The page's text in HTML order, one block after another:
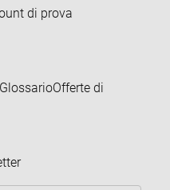
di prova
GlossarioOfferte di